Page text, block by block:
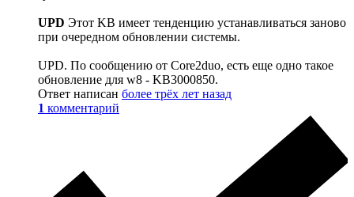
UPD Этот KB имеет тенденцию устанавливаться заново
при очередном обновлении системы.
UPD. По сообщению от Core2duo, есть еще одно такое
обновление для w8 - KB3000850.
Ответ написан более трёх лет назад
1 комментарий